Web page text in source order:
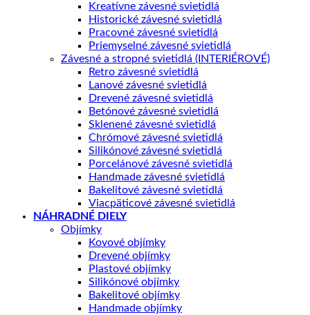
Kreatívne závesné svietidlá
Historické závesné svietidlá
Pracovné závesné svietidlá
Priemyselné závesné svietidlá
Závesné a stropné svietidlá (INTERIÉROVÉ)
Retro závesné svietidlá
Lanové závesné svietidlá
Drevené závesné svietidlá
Betónové závesné svietidlá
Sklenené závesné svietidlá
Chrómové závesné svietidlá
Silikónové závesné svietidlá
Porcelánové závesné svietidlá
Handmade závesné svietidlá
Bakelitové závesné svietidlá
Viacpäticové závesné svietidlá
NÁHRADNÉ DIELY
Objímky
Kovové objímky
Drevené objímky
Plastové objímky
Silikónové objímky
Bakelitové objímky
Handmade objímky